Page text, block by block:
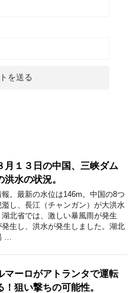
月１３日の中国、三峡ダム
水の状況。
。最新の水位は146m。中国の8つ
し、長江（チャンガン）が大洪水
北省では、激しい暴風雨が発生
発生し、洪水が発生しました。湖北
…
マーロがアトランタで運転
！狙い撃ちの可能性。